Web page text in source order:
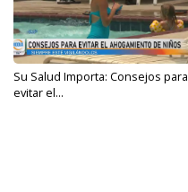
Su Salud Importa: Consejos para
evitar el...